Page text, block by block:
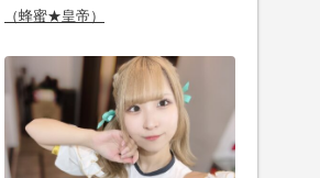
（蜂蜜★皇帝）